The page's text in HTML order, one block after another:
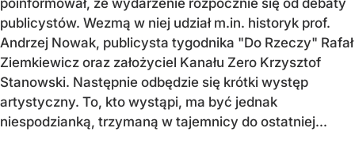
poinformował, że wydarzenie rozpocznie się od debaty
publicystów. Wezmą w niej udział m.in. historyk prof.
Andrzej Nowak, publicysta tygodnika "Do Rzeczy" Rafał
Ziemkiewicz oraz założyciel Kanału Zero Krzysztof
Stanowski. Następnie odbędzie się krótki występ
artystyczny. To, kto wystąpi, ma być jednak
niespodzianką, trzymaną w tajemnicy do ostatniej...